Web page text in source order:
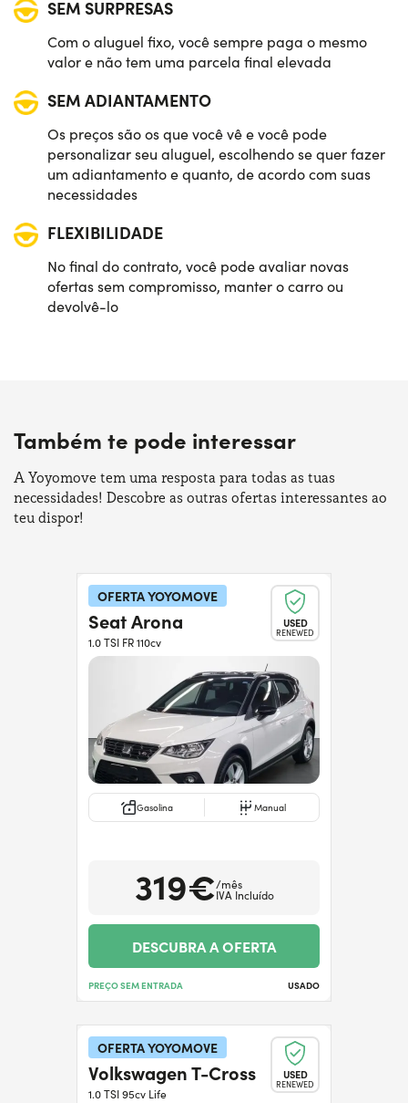
SEM SURPRESAS
Com o aluguel fixo, você sempre paga o mesmo
valor e não tem uma parcela final elevada
SEM ADIANTAMENTO
Os preços são os que você vê e você pode
personalizar seu aluguel, escolhendo se quer fazer
um adiantamento e quanto, de acordo com suas
necessidades
FLEXIBILIDADE
No final do contrato, você pode avaliar novas
ofertas sem compromisso, manter o carro ou
devolvê-lo
Também te pode interessar
A Yoyomove tem uma resposta para todas as tuas
necessidades! Descobre as outras ofertas interessantes ao
teu dispor!
OFERTA YOYOMOVE
USED
RENEWED
Seat Arona
1.0 TSI FR 110cv
Gasolina Manual
319€/mês
IVA Incluído
DESCUBRA A OFERTA
PREÇO SEM ENTRADA USADO
OFERTA YOYOMOVE
USED
RENEWED
Volkswagen T-Cross
1.0 TSI 95cv Life